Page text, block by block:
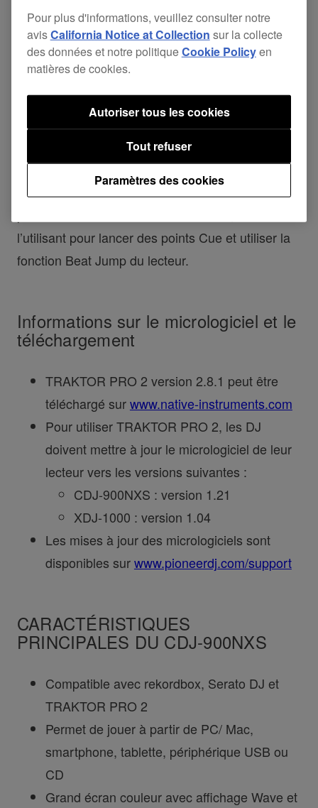
Pioneer DJ sont désormais compatibles avec
TRAKTOR PRO 2 (version 2.8.1 ou ultérieure).
Les DJ peuvent donc simplement arriver en
cabine, brancher leur PC/Mac, et jouer en utilisant
les fonctions de TRAKTOR PRO 2. Plus besoin
de carte son externe. Les informations de
morceaux de TRAKTOR – dont BPM, affichage
Wave, cues et boucles – s’affichent sur les grands
écrans couleur des lecteurs. Et les DJ peuvent
l’utilisant pour lancer des points Cue et utiliser la
fonction Beat Jump du lecteur.
Informations sur le micrologiciel et le
téléchargement
TRAKTOR PRO 2 version 2.8.1 peut être
téléchargé surwww.native-instruments.com
Pour utiliser TRAKTOR PRO 2, les DJ
doivent mettre à jour le micrologiciel de leur
lecteur vers les versions suivantes :
CDJ-900NXS : version 1.21
XDJ-1000 : version 1.04
Les mises à jour des micrologiciels sont
disponibles surwww.pioneerdj.com/support
CARACTÉRISTIQUES
PRINCIPALES DU CDJ-900NXS
Compatible avec rekordbox, Serato DJ et
TRAKTOR PRO 2
Permet de jouer à partir de PC/ Mac,
smartphone, tablette, périphérique USB ou
CD
Grand écran couleur avec affichage Wave et
Pour plus d'informations, veuillez consulter notre
avisCalifornia Notice at Collection sur la collecte
des données et notre politiqueCookie Policyen
matières de cookies.
Paramètres des cookies
Tout refuser
Autoriser tous les cookies